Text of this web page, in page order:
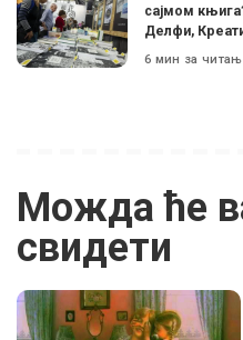
сајмом
Делфи,
6 мин за
Можда ће
свидети